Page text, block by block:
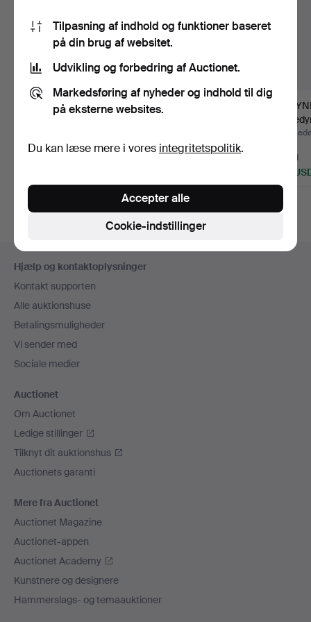
ALMUEKISTE, dateret
jul 2026
DALAHÄSTE. 2 stk. G A
jul 2026
Vurdering
180…
9 bud
137
Sidefodsnavigation
Hjælp og kontaktoplysninger
Kontakt supporten
Alle auktionshuse
Betalingsmuligheder
Vi sender med
Sociale medier
Auctionet
Om Auctionet
Ledige stillinger
Tilknyt dit auktionshus
Auctionets garanti
Mere fra Auctionet
Auctionet Magazine
Auctionet-appen
Auctionet Academy
Kunstnere og designere
Hammerslags- og temaauktioner
Tilpasning af indhold og funktioner baseret
på din brug af websitet.
Udvikling og forbedring af Auctionet.
Markedsføring af nyheder og indhold til dig
på eksterne websites.
Du kan læse mere i vores integritetspolitik.
Cookie-indstillinger
Accepter alle